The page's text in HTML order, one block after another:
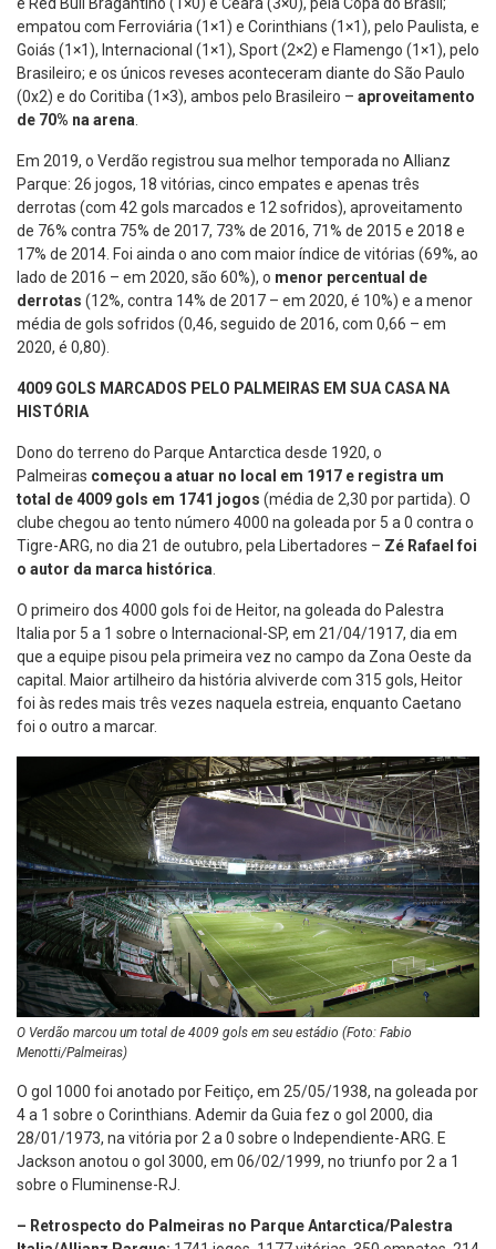
empatou com Ferroviária (1×1) e Corinthians (1×1), pelo Paulista, e
Goiás (1×1), Internacional (1×1), Sport (2×2) e Flamengo (1×1), pelo
Brasileiro; e os únicos reveses aconteceram diante do São Paulo
(0x2) e do Coritiba (1×3), ambos pelo Brasileiro – aproveitamento
de 70% na arena
Em 2019, o Verdão registrou sua melhor temporada no Allianz
Parque: 26 jogos, 18 vitórias, cinco empates e apenas três
derrotas (com 42 gols marcados e 12 sofridos), aproveitamento
de 76% contra 75% de 2017, 73% de 2016, 71% de 2015 e 2018 e
17% de 2014. Foi ainda o ano com maior índice de vitórias (69%, ao
lado de 2016 – em 2020, são 60%), o menor percentual de
derrotas (12%, contra 14% de 2017 – em 2020, é 10%) e a menor
média de gols sofridos (0,46, seguido de 2016, com 0,66 – em
2020, é 0,80).
4009 GOLS MARCADOS PELO PALMEIRAS EM SUA CASA NA
HISTÓRIA
Dono do terreno do Parque Antarctica desde 1920, o
Palmeiras começou a atuar no local em 1917 e registra um
total de4009 gols em 1741 jogos (média de 2,30 por partida). O
clube chegou ao tento número 4000 na goleada por 5 a 0 contra o
Tigre-ARG, no dia 21 de outubro, pela Libertadores – Zé Rafael foi
o autor da marca histórica
O primeiro dos 4000 gols foi de Heitor, na goleada do Palestra
Italia por 5 a 1 sobre o Internacional-SP, em 21/04/1917, dia em
que a equipe pisou pela primeira vez no campo da Zona Oeste da
capital. Maior artilheiro da história alviverde com 315 gols, Heitor
foi às redes mais três vezes naquela estreia, enquanto Caetano
foi o outro a marcar.
O Verdão marcou um total de 4009 gols em seu estádio (Foto: Fabio
Menotti/Palmeiras)
O gol 1000 foi anotado por Feitiço, em 25/05/1938, na goleada por
4 a 1 sobre o Corinthians. Ademir da Guia fez o gol 2000, dia
28/01/1973, na vitória por 2 a 0 sobre o Independiente-ARG. E
Jackson anotou o gol 3000, em 06/02/1999, no triunfo por 2 a 1
sobre o Fluminense-RJ.
– Retrospecto do Palmeiras no Parque Antarctica/Palestra